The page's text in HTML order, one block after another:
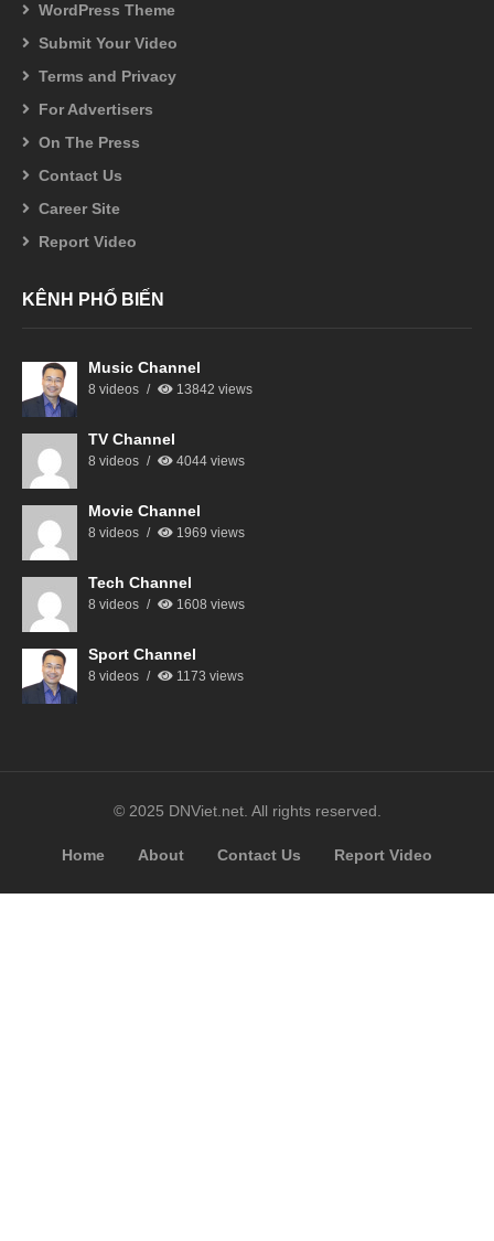
WordPress Theme
Submit Your Video
Terms and Privacy
For Advertisers
On The Press
Contact Us
Career Site
Report Video
KÊNH PHỔ BIẾN
Music Channel
8 videos 13842 views
TV Channel
8 videos 4044 views
Movie Channel
8 videos 1969 views
Tech Channel
8 videos 1608 views
Sport Channel
8 videos 1173 views
© 2025 DNViet.net. All rights reserved.
Home About Contact Us Report Video